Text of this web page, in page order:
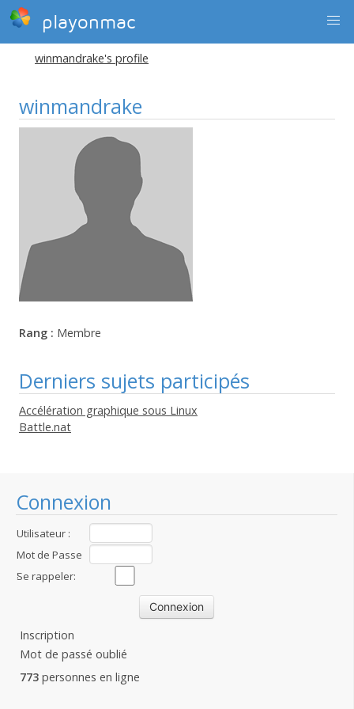
playonmac
Connexion
Utilisateur :
Mot de Passe
:Se rappeler:
Inscription
Mot de passé oublié
773 personnes en ligne
winmandrake's profile
winmandrake
Rang : Membre
Derniers sujets participés
Accélération graphique sous Linux
Battle.nat